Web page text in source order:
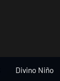
Divino Niño